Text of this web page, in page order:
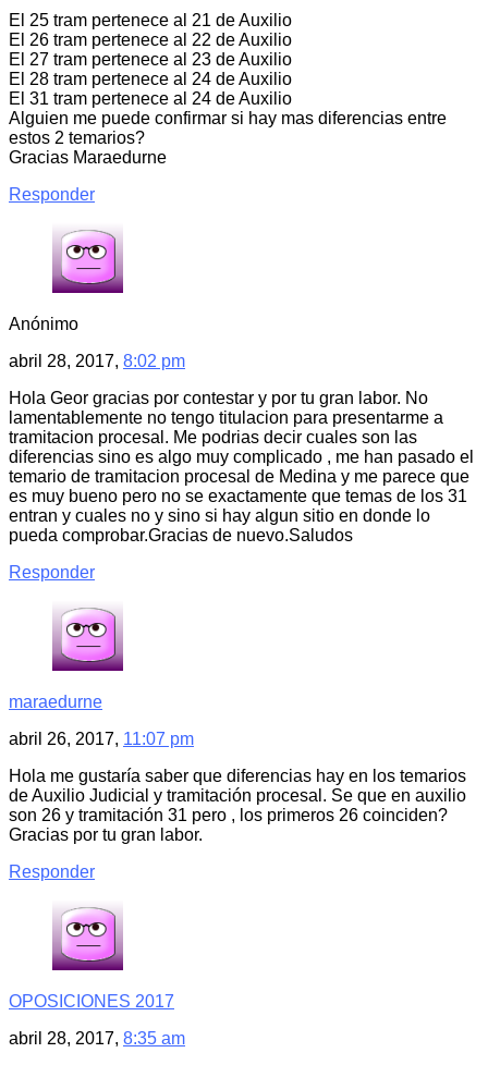
El 25 tram pertenece al 21 de Auxilio
El 26 tram pertenece al 22 de Auxilio
El 27 tram pertenece al 23 de Auxilio
El 28 tram pertenece al 24 de Auxilio
El 31 tram pertenece al 24 de Auxilio
Alguien me puede confirmar si hay mas diferencias entre
estos 2 temarios?
Gracias Maraedurne
Responder
Anónimo
abril 28, 2017, 8:02 pm
Hola Geor gracias por contestar y por tu gran labor. No
lamentablemente no tengo titulacion para presentarme a
tramitacion procesal. Me podrias decir cuales son las
diferencias sino es algo muy complicado , me han pasado el
temario de tramitacion procesal de Medina y me parece que
es muy bueno pero no se exactamente que temas de los 31
entran y cuales no y sino si hay algun sitio en donde lo
pueda comprobar.Gracias de nuevo.Saludos
Responder
maraedurne
abril 26, 2017, 11:07 pm
Hola me gustaría saber que diferencias hay en los temarios
de Auxilio Judicial y tramitación procesal. Se que en auxilio
son 26 y tramitación 31 pero , los primeros 26 coinciden?
Gracias por tu gran labor.
Responder
OPOSICIONES 2017
abril 28, 2017, 8:35 am